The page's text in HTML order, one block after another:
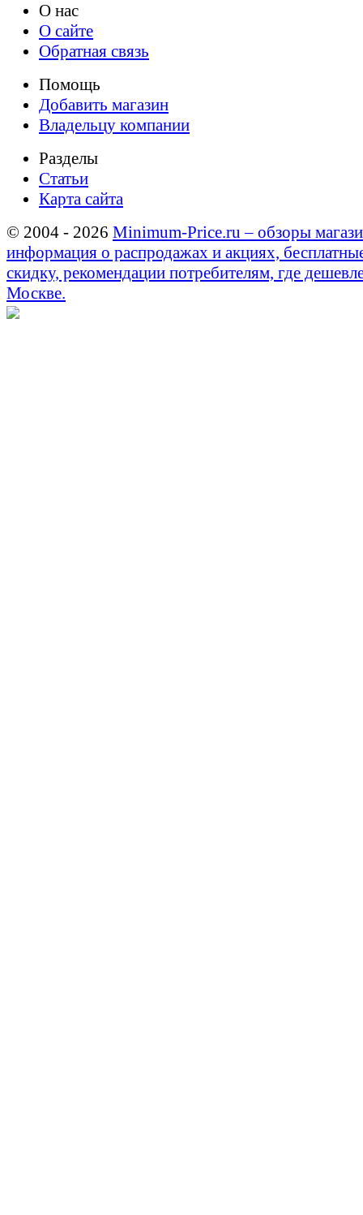
О нас
О сайте
Обратная связь
Помощь
Добавить магазин
Владельцу компании
Разделы
Статьи
Карта сайта
© 2004 - 2026 Minimum-Price.ru – обзоры
информация о распродажах и акциях,
скидку, рекомендации потребителям, где
Москве.